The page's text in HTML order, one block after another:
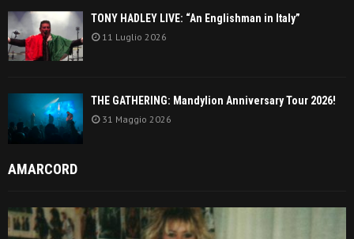
TONY HADLEY LIVE: “An Englishman in Italy”
11 Luglio 2026
THE GATHERING: Mandylion Anniversary Tour 2026!
31 Maggio 2026
AMARCORD